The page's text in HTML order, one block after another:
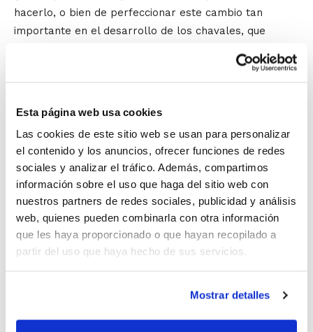
Esta página web usa cookies
Las cookies de este sitio web se usan para personalizar
el contenido y los anuncios, ofrecer funciones de redes
sociales y analizar el tráfico. Además, compartimos
información sobre el uso que haga del sitio web con
nuestros partners de redes sociales, publicidad y análisis
web, quienes pueden combinarla con otra información
que les haya proporcionado o que hayan recopilado a
partir del uso que haya hecho de sus servicios.
Mostrar detalles
hacerlo, o bien de perfeccionar este cambio tan
importante en el desarrollo de los chavales, que
Infantil realizarán entrenamientos personalizados,
desarrollando fundamentos individuales como el pase,
el bote y el tiro. El trabajo de los fundamentos
individuales será completado todas las tardes con
sesiones más enfocadas al desarrollo de los
fundamentos colectivos. Y en todo este proceso de
formación no hay que olvidar las charlas técnicas que
se impartirán todos los días.
1 al 7 de julio en el Colegio Mayor Ausiàs March de
Valencia. Si te inscribesantes del 16 de abril, podrás